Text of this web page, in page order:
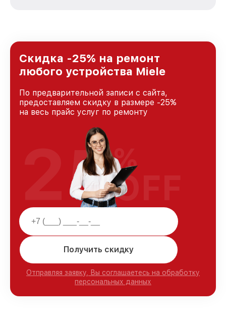
Краснодаре, постоянно повышая уровень
доверия и лояльности наших клиентов.
Скидка -25% на ремонт
любого устройства Miele
По предварительной записи с сайта,
предоставляем скидку в размере -25%
на весь прайс услуг по ремонту
Получить скидку
Отправляя заявку, Вы соглашаетесь на обработку
персональных данных
25%
OFF